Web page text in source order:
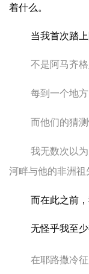
着什么。
当我首次踏
不是阿马齐格
每到一个地
而他们的猜测
我无数次以
河畔与他的非洲祖
而在此之前
无怪乎我至
在耶路撒冷